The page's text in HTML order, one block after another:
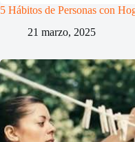
5 Hábitos de Personas con
21 marzo, 2025